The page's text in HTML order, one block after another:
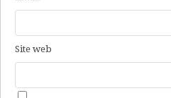
Site web